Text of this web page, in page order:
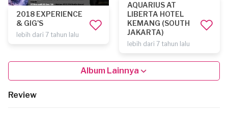
2018 EXPERIENCE
& GIG'S
lebih dari 7 tahun lalu
AQUARIUS AT
LIBERTA HOTEL
KEMANG (SOUTH
JAKARTA)
lebih dari 7 tahun lalu
Album Lainnya
Review